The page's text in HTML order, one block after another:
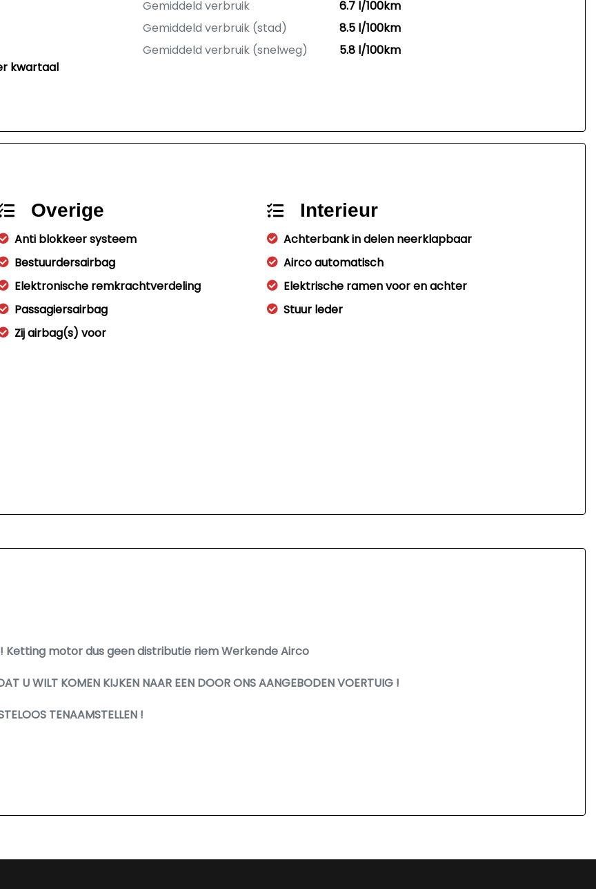
kwartaal
Gemiddeld verbruik
6.7 l/100km
Gemiddeld verbruik (stad)
8.5 l/100km
Gemiddeld verbruik (snelweg)
5.8 l/100km
Overige
Anti blokkeer systeem
Bestuurdersairbag
Elektronische remkrachtverdeling
Passagiersairbag
Zij airbag(s) voor
Interieur
Achterbank in delen neerklapbaar
Airco automatisch
Elektrische ramen voor en achter
Stuur leder
Ketting motor dus geen distributie riem Werkende Airco
U WILT KOMEN KIJKEN NAAR EEN DOOR ONS AANGEBODEN VOERTUIG !
TENAAMSTELLEN !